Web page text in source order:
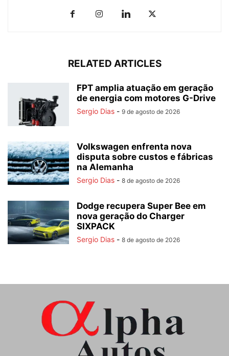
RELATED ARTICLES
FPT amplia atuação em geração
de energia com motores G-Drive
Sergio Dias - 9 de agosto de 2026
Volkswagen enfrenta nova
disputa sobre custos e fábricas
na Alemanha
Sergio Dias - 8 de agosto de 2026
Dodge recupera Super Bee em
nova geração do Charger
SIXPACK
Sergio Dias - 8 de agosto de 2026